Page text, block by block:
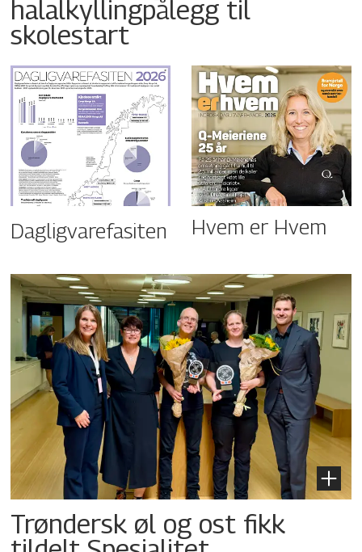
halalkyllingpålegg til
skolestart
Dagligvarefasiten Hvem er Hvem
Trøndersk øl og ost fikk